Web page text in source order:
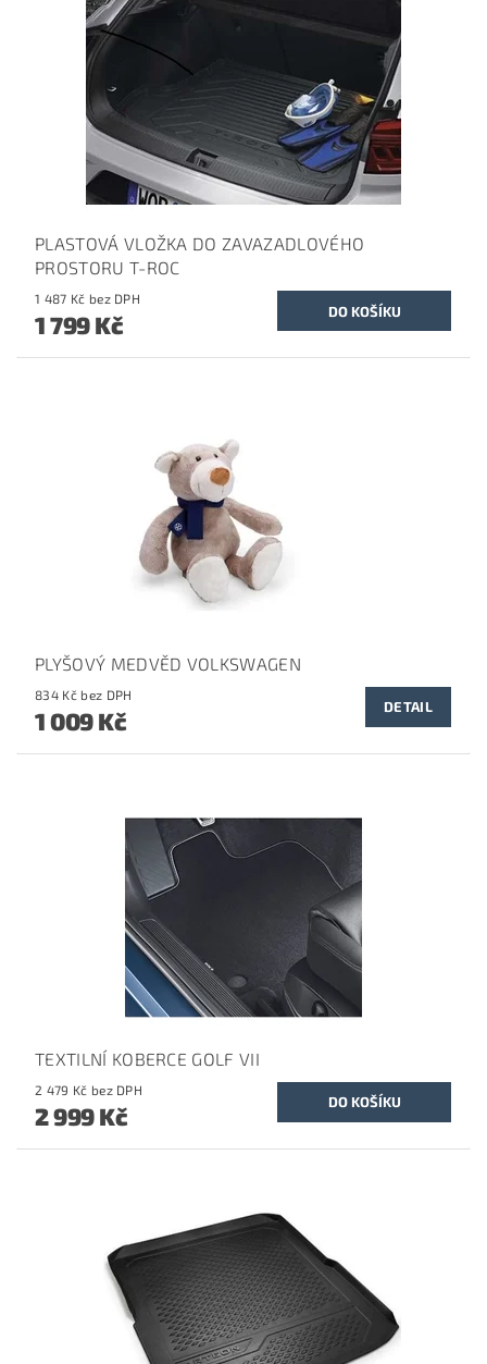
PLASTOVÁ VLOŽKA DO ZAVAZADLOVÉHO
PROSTORU T-ROC
1 487 Kč bez DPH
1 799 Kč
PLYŠOVÝ MEDVĚD VOLKSWAGEN
834 Kč bez DPH
1 009 Kč DETAIL
TEXTILNÍ KOBERCE GOLF VII
2 479 Kč bez DPH
2 999 Kč